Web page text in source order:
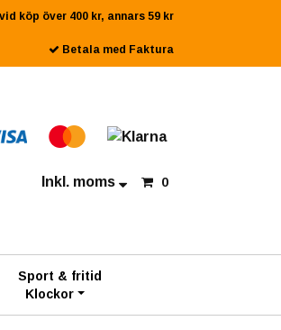
köp över 400 kr, annars 59 kr
Betala med Faktura
Inkl. moms 0
Sport & fritid
Klockor